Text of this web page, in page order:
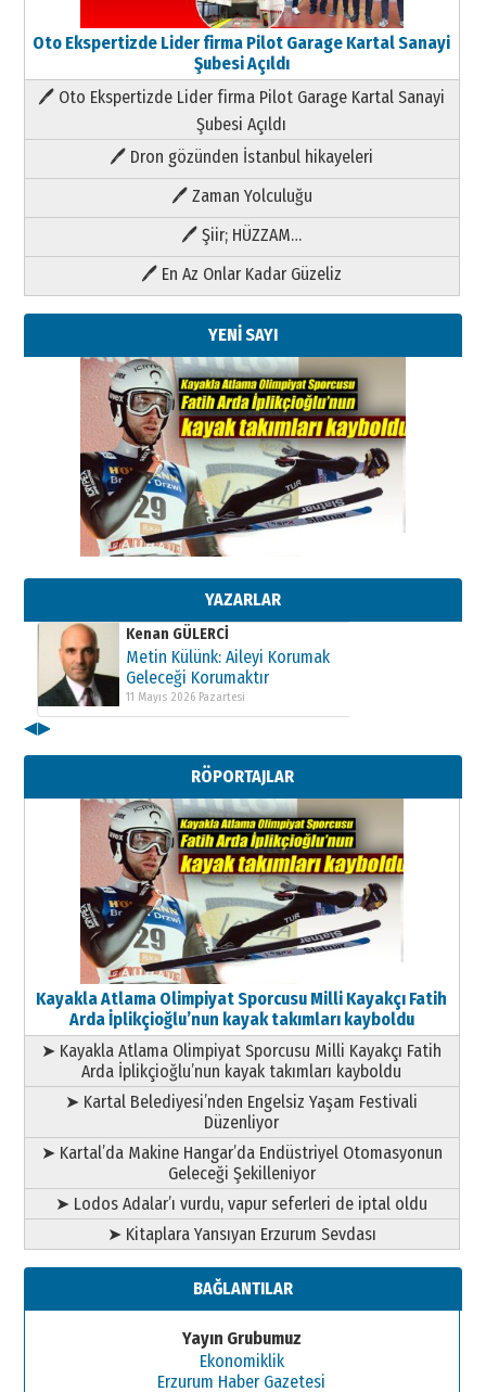
Oto Ekspertizde Lider firma Pilot Garage Kartal Sanayi
Şubesi Açıldı
🖊 Oto Ekspertizde Lider firma Pilot Garage Kartal Sanayi
Şubesi Açıldı
🖊 Dron gözünden İstanbul hikayeleri
🖊 Zaman Yolculuğu
🖊 Şiir; HÜZZAM…
🖊 En Az Onlar Kadar Güzeliz
YENİ SAYI
YAZARLAR
Kenan GÜLERCİ
Metin Külünk: Aileyi Korumak
11 Mayıs 2026 Pazartesi
Kenan GÜLERCİ
Metin Külünk: Aileyi Korumak
Geleceği Korumaktır
11 Mayıs 2026 Pazartesi
Metin Külünk: Aileyi Korumak
Geleceği Korumaktır
11 Mayıs 2026 Pazartesi
◀▶
RÖPORTAJLAR
Kayakla Atlama Olimpiyat Sporcusu Milli Kayakçı Fatih
Arda İplikçioğlu’nun kayak takımları kayboldu
➤ Kayakla Atlama Olimpiyat Sporcusu Milli Kayakçı Fatih
Arda İplikçioğlu’nun kayak takımları kayboldu
➤ Kartal Belediyesi’nden Engelsiz Yaşam Festivali
Düzenliyor
➤ Kartal’da Makine Hangar’da Endüstriyel Otomasyonun
Geleceği Şekilleniyor
➤ Lodos Adalar’ı vurdu, vapur seferleri de iptal oldu
➤ Kitaplara Yansıyan Erzurum Sevdası
BAĞLANTILAR
Yayın Grubumuz
Ekonomiklik
Erzurum Haber Gazetesi